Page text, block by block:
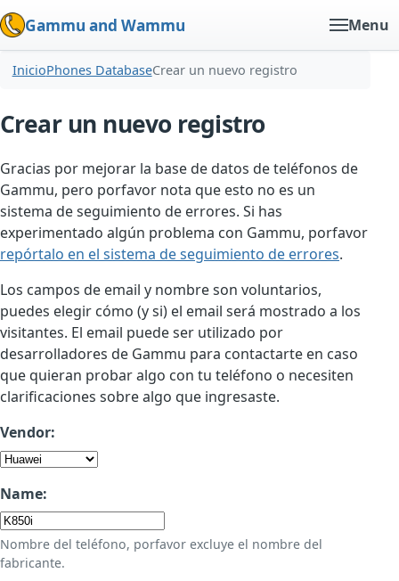
Gammu and Wammu Menu
InicioPhones DatabaseCrear un nuevo registro
Crear un nuevo registro
Gracias por mejorar la base de datos de teléfonos de
Gammu, pero porfavor nota que esto no es un
sistema de seguimiento de errores. Si has
experimentado algún problema con Gammu, porfavor
repórtalo en el sistema de seguimiento de errores.
Los campos de email y nombre son voluntarios,
puedes elegir cómo (y si) el email será mostrado a los
visitantes. El email puede ser utilizado por
desarrolladores de Gammu para contactarte en caso
que quieran probar algo con tu teléfono o necesiten
clarificaciones sobre algo que ingresaste.
Vendor:
Name:
Nombre del teléfono, porfavor excluye el nombre del
fabricante.